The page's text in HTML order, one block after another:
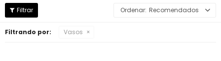
Recomendados
Filtrando por: Vasos